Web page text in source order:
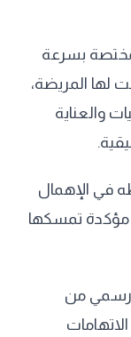
بسرعة
لها المريضة،
والعناية
في الإهمال
مؤكدة تمسكها
رسمي من